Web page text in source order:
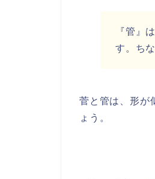
『管』
す。ち
菅と管は、形が
ょう。